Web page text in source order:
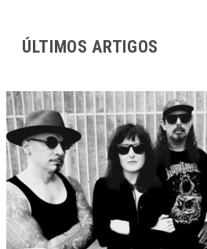
ÚLTIMOS ARTIGOS